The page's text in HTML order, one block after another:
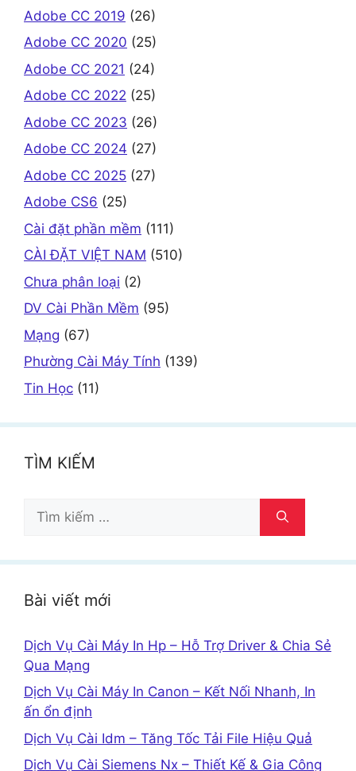
Adobe CC 2019 (26)
Adobe CC 2020 (25)
Adobe CC 2021 (24)
Adobe CC 2022 (25)
Adobe CC 2023 (26)
Adobe CC 2024 (27)
Adobe CC 2025 (27)
Adobe CS6 (25)
Cài đặt phần mềm (111)
CÀI ĐẶT VIỆT NAM (510)
Chưa phân loại (2)
DV Cài Phần Mềm (95)
Mạng (67)
Phường Cài Máy Tính (139)
Tin Học (11)
TÌM KIẾM
Tìm
kiếm
Bài viết mới
Dịch Vụ Cài Máy In Hp – Hỗ Trợ Driver & Chia Sẻ
Qua Mạng
Dịch Vụ Cài Máy In Canon – Kết Nối Nhanh, In
ấn ổn định
Dịch Vụ Cài Idm – Tăng Tốc Tải File Hiệu Quả
Dịch Vụ Cài Siemens Nx – Thiết Kế & Gia Công